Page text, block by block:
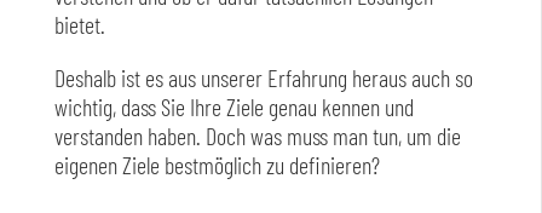
bietet.
Deshalb ist es aus unserer Erfahrung heraus auch so
wichtig, dass Sie Ihre Ziele genau kennen und
verstanden haben. Doch was muss man tun, um die
eigenen Ziele bestmöglich zu definieren?